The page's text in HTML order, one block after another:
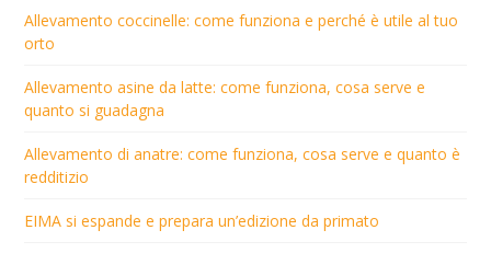
Allevamento coccinelle: come funziona e perché è utile al tuo
orto
Allevamento asine da latte: come funziona, cosa serve e
quanto si guadagna
Allevamento di anatre: come funziona, cosa serve e quanto è
redditizio
EIMA si espande e prepara un’edizione da primato